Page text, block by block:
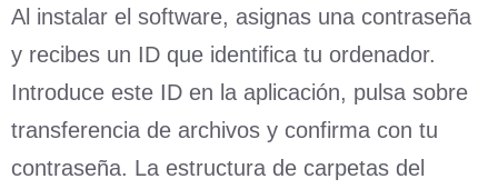
Al instalar el software, asignas una contraseña
y recibes un ID que identifica tu ordenador.
Introduce este ID en la aplicación, pulsa sobre
transferencia de archivos y confirma con tu
contraseña. La estructura de carpetas del